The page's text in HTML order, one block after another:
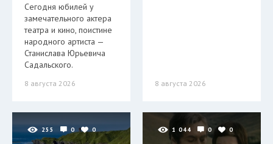
Сегодня юбилей у
замечательного актера
театра и кино, поистине
народного артиста —
Станислава Юрьевича
Садальского.
8 августа 2026 8 августа 2026
255 0 0 1 044 0 0